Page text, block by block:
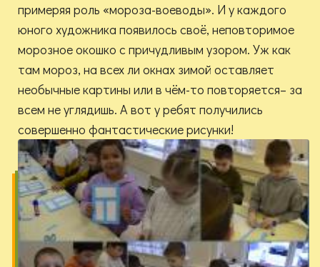
примеряя роль «мороза-воеводы». И у каждого
юного художника появилось своё, неповторимое
морозное окошко с причудливым узором. Уж как
там мороз, на всех ли окнах зимой оставляет
необычные картины или в чём-то повторяется– за
всем не углядишь. А вот у ребят получились
совершенно фантастические рисунки!